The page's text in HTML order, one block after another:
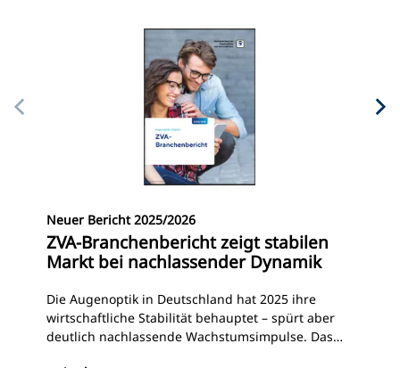
Neuer Bericht 2025/2026
ZVA-Branchenbericht zeigt stabilen
Markt bei nachlassender Dynamik
Die Augenoptik in Deutschland hat 2025 ihre
wirtschaftliche Stabilität behauptet – spürt aber
deutlich nachlassende Wachstumsimpulse. Das